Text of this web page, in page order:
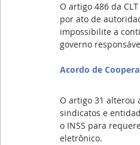
O artigo 486 da
por ato de
impossibilite a
governo
Acordo de
O artigo 31 alterou
sindicatos e
o INSS para
eletrônico.